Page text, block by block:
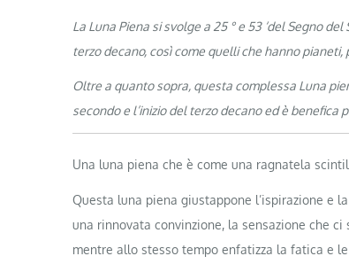
La Luna Piena si svolge a 25 ° e 53 ‘del Segno del
terzo decano, così come quelli che hanno
Oltre a quanto sopra, questa complessa Luna
secondo e l’inizio del terzo decano ed è benefica
Una luna piena che è come una ragnatela
Questa luna piena giustappone l’ispirazione e
una rinnovata convinzione, la sensazione che
mentre allo stesso tempo enfatizza la fatica e